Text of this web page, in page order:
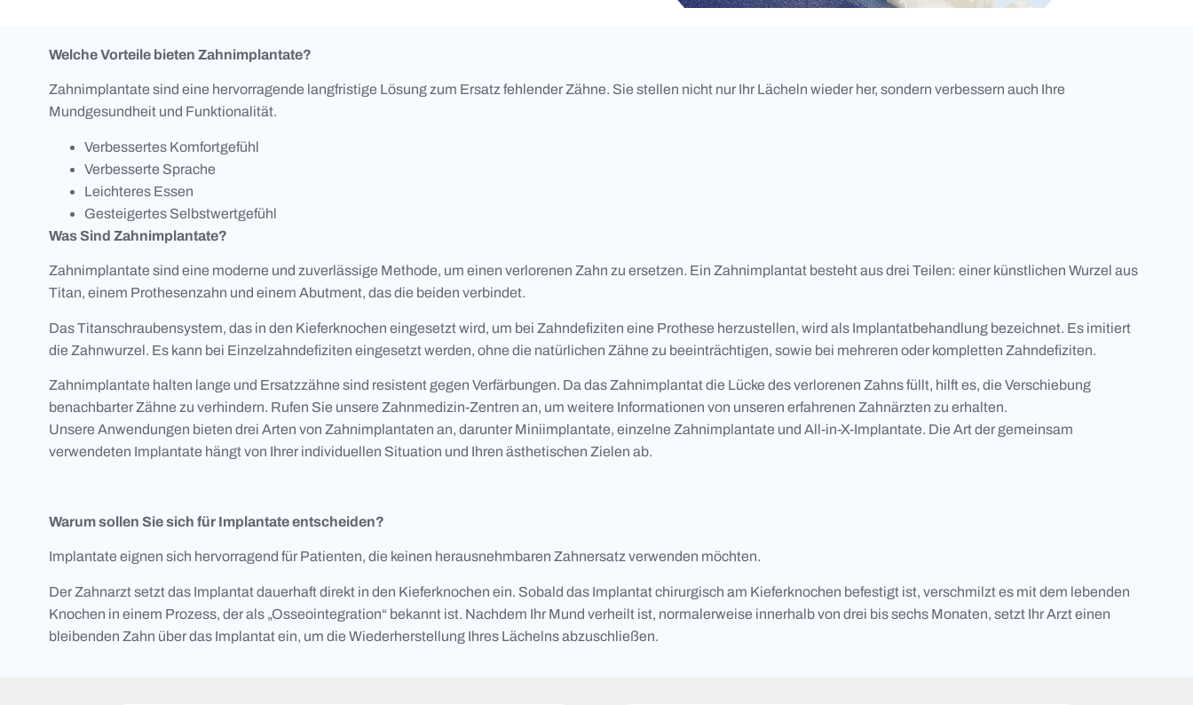
Welche Vorteile bieten Zahnimplantate?
Zahnimplantate sind eine hervorragende langfristige Lösung zum Ersatz fehlender Zähne. Sie stellen nicht nur Ihr Lächeln wieder her, sondern verbessern auch Ihre
Mundgesundheit und Funktionalität.
Verbessertes Komfortgefühl
Verbesserte Sprache
Leichteres Essen
Gesteigertes Selbstwertgefühl
Was Sind Zahnimplantate?
Zahnimplantate sind eine moderne und zuverlässige Methode, um einen verlorenen Zahn zu ersetzen. Ein Zahnimplantat besteht aus drei Teilen: einer künstlichen Wurzel aus
Titan, einem Prothesenzahn und einem Abutment, das die beiden verbindet.
Das Titanschraubensystem, das in den Kieferknochen eingesetzt wird, um bei Zahndefiziten eine Prothese herzustellen, wird als Implantatbehandlung bezeichnet. Es imitiert
die Zahnwurzel. Es kann bei Einzelzahndefiziten eingesetzt werden, ohne die natürlichen Zähne zu beeinträchtigen, sowie bei mehreren oder kompletten Zahndefiziten.
Zahnimplantate halten lange und Ersatzzähne sind resistent gegen Verfärbungen. Da das Zahnimplantat die Lücke des verlorenen Zahns füllt, hilft es, die Verschiebung
benachbarter Zähne zu verhindern. Rufen Sie unsere Zahnmedizin-Zentren an, um weitere Informationen von unseren erfahrenen Zahnärzten zu erhalten.
Unsere Anwendungen bieten drei Arten von Zahnimplantaten an, darunter Miniimplantate, einzelne Zahnimplantate und All-in-X-Implantate. Die Art der gemeinsam
verwendeten Implantate hängt von Ihrer individuellen Situation und Ihren ästhetischen Zielen ab.
Warum sollen Sie sich für Implantate entscheiden?
Implantate eignen sich hervorragend für Patienten, die keinen herausnehmbaren Zahnersatz verwenden möchten.
Der Zahnarzt setzt das Implantat dauerhaft direkt in den Kieferknochen ein. Sobald das Implantat chirurgisch am Kieferknochen befestigt ist, verschmilzt es mit dem lebenden
Knochen in einem Prozess, der als „Osseointegration“ bekannt ist. Nachdem Ihr Mund verheilt ist, normalerweise innerhalb von drei bis sechs Monaten, setzt Ihr Arzt einen
bleibenden Zahn über das Implantat ein, um die Wiederherstellung Ihres Lächelns abzuschließen.